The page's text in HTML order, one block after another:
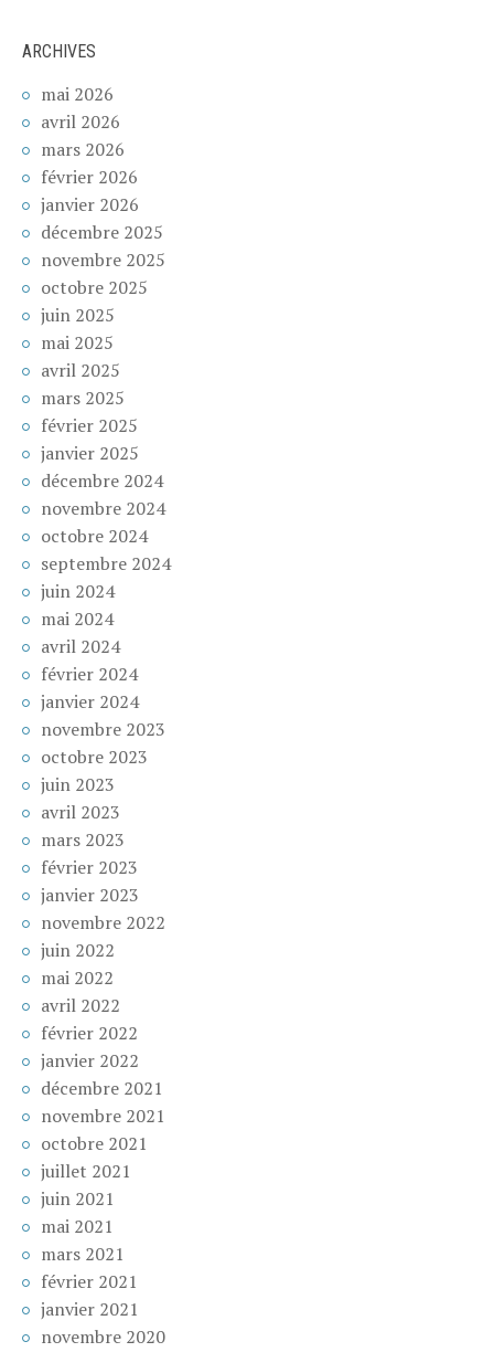
ARCHIVES
mai 2026
avril 2026
mars 2026
février 2026
janvier 2026
décembre 2025
novembre 2025
octobre 2025
juin 2025
mai 2025
avril 2025
mars 2025
février 2025
janvier 2025
décembre 2024
novembre 2024
octobre 2024
septembre 2024
juin 2024
mai 2024
avril 2024
février 2024
janvier 2024
novembre 2023
octobre 2023
juin 2023
avril 2023
mars 2023
février 2023
janvier 2023
novembre 2022
juin 2022
mai 2022
avril 2022
février 2022
janvier 2022
décembre 2021
novembre 2021
octobre 2021
juillet 2021
juin 2021
mai 2021
mars 2021
février 2021
janvier 2021
novembre 2020